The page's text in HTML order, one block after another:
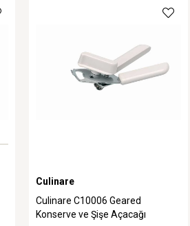
Culinare
Culinare C10006 Geared
Konserve ve Şişe Açacağı